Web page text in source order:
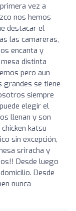
vez a
nos hemos
destacar el
las camareras,
encanta y
distinta
pero aun
grandes se tiene
siempre
elegir el
llenan y son
katsu
sin excepción,
sriracha y
Desde luego
Desde
nunca